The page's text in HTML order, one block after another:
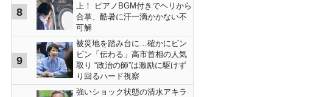
8
上！ ピアノBGM付きでヘリから
合掌、酷暑に汗一滴かかない不
可解
9
被災地を踏み台に…確かにビン
ビン「伝わる」高市首相の人気
取り “政治の師”は激励に駆けず
り回るハード視察
強いショック状態の清水アキラ